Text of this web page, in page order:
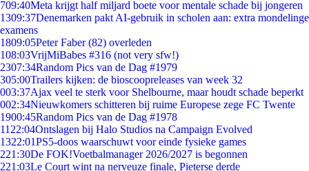
709:40Meta krijgt half miljard boete voor mentale schade bij jongeren
1309:37Denemarken pakt AI-gebruik in scholen aan: extra mondelinge
examens
1809:05Peter Faber (82) overleden
108:03VrijMiBabes #316 (not very sfw!)
2307:34Random Pics van de Dag #1979
305:00Trailers kijken: de bioscoopreleases van week 32
003:37Ajax veel te sterk voor Shelbourne, maar houdt schade beperkt
002:34Nieuwkomers schitteren bij ruime Europese zege FC Twente
1900:45Random Pics van de Dag #1978
11 22:04Ontslagen bij Halo Studios na Campaign Evolved
1322:01PS5-doos waarschuwt voor einde fysieke games
221:30De FOK!Voetbalmanager 2026/2027 is begonnen
221:03Le Court wint na nerveuze finale, Pieterse derde